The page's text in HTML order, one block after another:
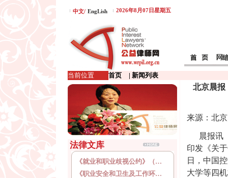
中文/ EngLish 2026年8月07日星期五
当前位置 首页 | 新闻列表
法律文库
《就业和职业歧视公约》（…
《职业安全和卫生及工作环…
北京晨报
来源：北京
晨报讯（
印发《关
日，中国
大学等四